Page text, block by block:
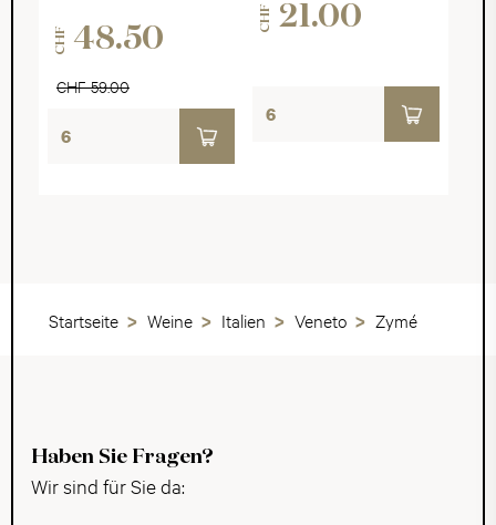
CHF 48.50
CHF 59.00
CHF 21.00
Startseite Weine Italien Veneto Zymé
Haben Sie Fragen?
Wir sind für Sie da: